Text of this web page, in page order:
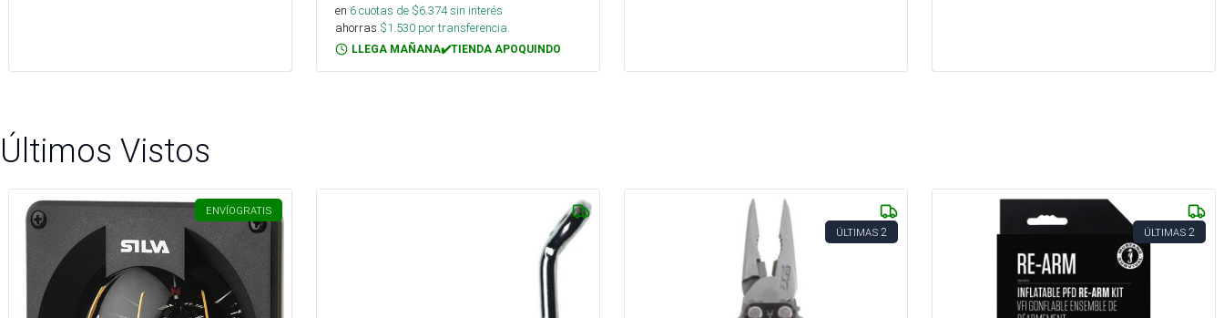
en 6cuotas de $6.374sin interés
ahorras $1.530 por transferencia.
LLEGA MAÑANA✔️TIENDA APOQUINDO
Últimos Vistos
ENVÍOGRATIS
ÚLTIMAS 2 ÚLTIMAS 2